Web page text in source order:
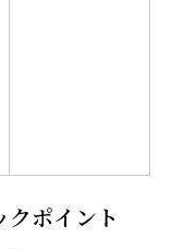
ポイント